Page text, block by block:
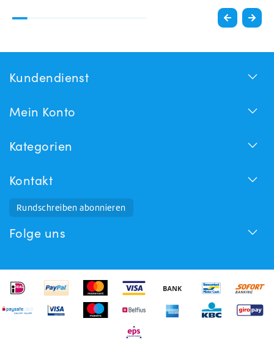
Kundendienst
Mein Konto
Kategorien
Kontakt
Rundschreiben abonnieren
Folge uns